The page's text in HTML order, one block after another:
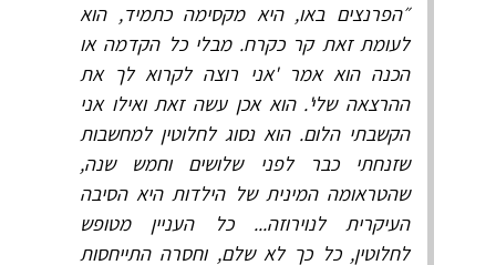
״הפרנצים באו, היא מקסימה כתמיד, הוא
לעומת זאת קר כקרח. מבלי כל הקדמה או
הכנה הוא אמר 'אני רוצה לקרוא לך את
ההרצאה שלי'. הוא אכן עשה זאת ואילו אני
הקשבתי הלום. הוא נסוג לחלוטין למחשבות
שזנחתי כבר לפני שלושים וחמש שנה,
שהטראומה המינית של הילדות היא הסיבה
העיקרית לנוירוזה... כל העניין מטופש
לחלוטין, כל כך לא שלם, וחסרה התייחסות